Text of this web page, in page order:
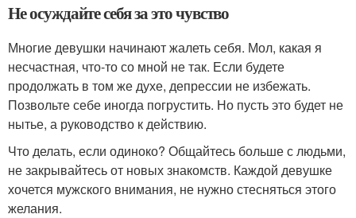
Не осуждайте себя за это чувство
Многие девушки начинают жалеть себя. Мол, какая я
несчастная, что-то со мной не так. Если будете
продолжать в том же духе, депрессии не избежать.
Позвольте себе иногда погрустить. Но пусть это будет не
нытье, а руководство к действию.
Что делать, если одиноко? Общайтесь больше с людьми,
не закрывайтесь от новых знакомств. Каждой девушке
хочется мужского внимания, не нужно стесняться этого
желания.